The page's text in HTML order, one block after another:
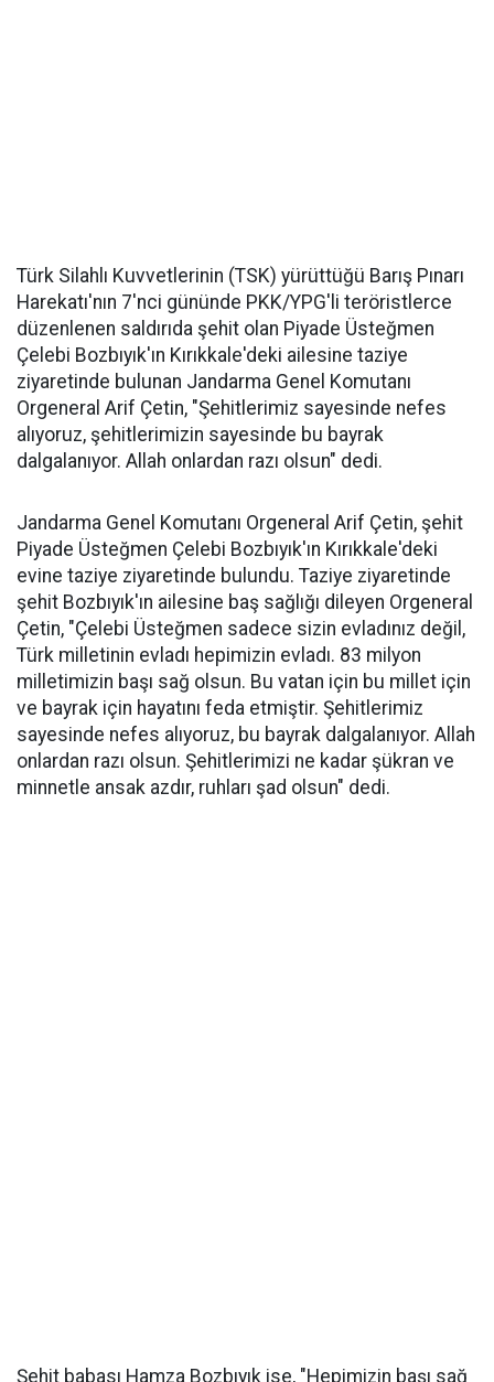
Türk Silahlı Kuvvetlerinin (TSK) yürüttüğü Barış Pınarı
Harekatı'nın 7'nci gününde PKK/YPG'li teröristlerce
düzenlenen saldırıda şehit olan Piyade Üsteğmen
Çelebi Bozbıyık'ın Kırıkkale'deki ailesine taziye
ziyaretinde bulunan Jandarma Genel Komutanı
Orgeneral Arif Çetin, "Şehitlerimiz sayesinde nefes
alıyoruz, şehitlerimizin sayesinde bu bayrak
dalgalanıyor. Allah onlardan razı olsun" dedi.
Jandarma Genel Komutanı Orgeneral Arif Çetin, şehit
Piyade Üsteğmen Çelebi Bozbıyık'ın Kırıkkale'deki
evine taziye ziyaretinde bulundu. Taziye ziyaretinde
şehit Bozbıyık'ın ailesine baş sağlığı dileyen Orgeneral
Çetin, "Çelebi Üsteğmen sadece sizin evladınız değil,
Türk milletinin evladı hepimizin evladı. 83 milyon
milletimizin başı sağ olsun. Bu vatan için bu millet için
ve bayrak için hayatını feda etmiştir. Şehitlerimiz
sayesinde nefes alıyoruz, bu bayrak dalgalanıyor. Allah
onlardan razı olsun. Şehitlerimizi ne kadar şükran ve
minnetle ansak azdır, ruhları şad olsun" dedi.
Şehit babası Hamza Bozbıyık ise, "Hepimizin başı sağ